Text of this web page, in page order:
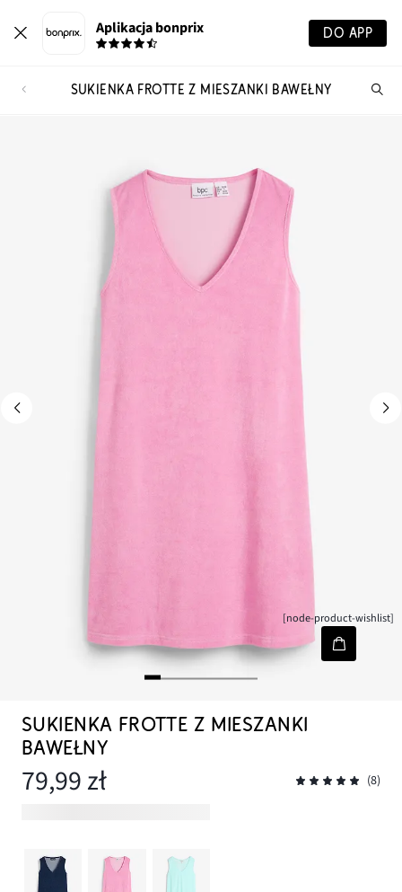
Aplikacja bonprix DO APP
SUKIENKA FROTTE Z MIESZANKI BAWEŁNY
[node-product-wishlist]
SUKIENKA FROTTE Z MIESZANKI
BAWEŁNY
79,99 zł (8)